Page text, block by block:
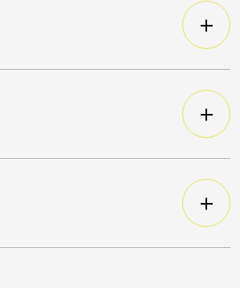
vos sandwichs,
vite notre
& Co en
jus de betteraves